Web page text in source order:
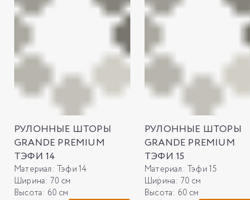
РУЛОННЫЕ ШТОРЫ
GRANDE PREMIUM
ТЭФИ 14
Материал: Тэфи 14
Ширина: 70 см
Высота: 60 см
РУЛОННЫЕ ШТОРЫ
GRANDE PREMIUM
ТЭФИ 15
Материал: Тэфи 15
Ширина: 70 см
Высота: 60 см